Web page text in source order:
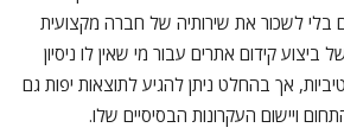
בלי לשכור את שירותיה של חברה מקצועית
ביצוע קידום אתרים עבור מי שאין לו ניסיון
אך בהחלט ניתן להגיע לתוצאות יפות גם
ויישום העקרונות הבסיסיים שלו.